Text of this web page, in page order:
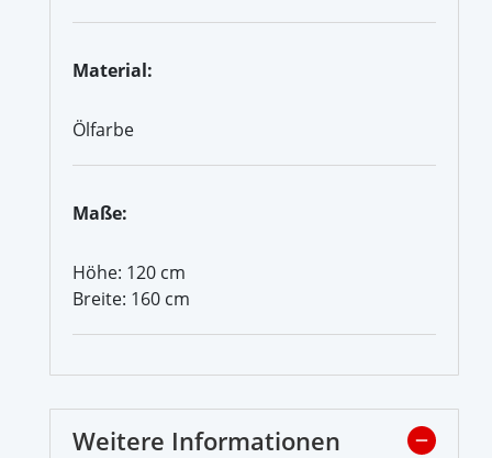
Material:
Ölfarbe
Maße:
Höhe: 120 cm
Breite: 160 cm
Weitere Informationen